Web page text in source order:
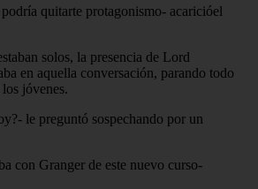
quitarte protagonismo- acaricióel
solos, la presencia de Lord
en aquella conversación, parando todo
jóvenes.
le preguntó sospechando por un
con Granger de este nuevo curso-